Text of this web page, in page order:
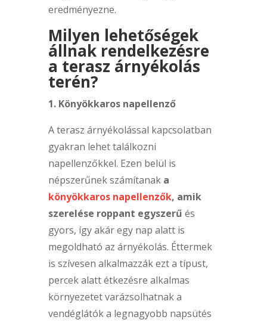
eredményezne.
Milyen lehetőségek
állnak rendelkezésre
a terasz árnyékolás
terén?
1. Könyökkaros napellenző
A terasz árnyékolással kapcsolatban
gyakran lehet találkozni
napellenzőkkel. Ezen belül is
népszerűnek számítanaka
könyökkaros napellenzők, amik
szerelése roppant egyszerű és
gyors, így akár egy nap alatt is
megoldható az árnyékolás. Éttermek
is szívesen alkalmazzák ezt a típust,
percek alatt étkezésre alkalmas
környezetet varázsolhatnak a
vendéglátók a legnagyobb napsütés